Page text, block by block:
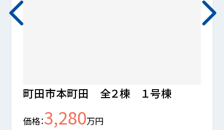
町田市本町田 全２棟 １号棟
価格 3,280万円